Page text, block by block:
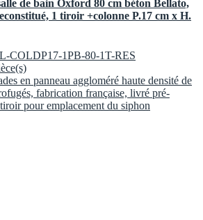
de bain Oxford 80 cm béton Bellato,
1 tiroir +colonne P.17 cm x H.
COLDP17-1PB-80-1T-RES
en panneau aggloméré haute densité de
fabrication française, livré pré-
pour emplacement du siphon